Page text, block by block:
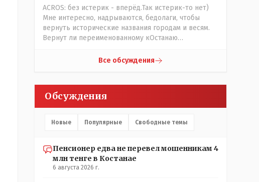
ACROS: без истерик - вперёд.Так истерик-то нет)
Мне интересно, надрываются, бедолаги, чтобы
вернуть исторические названия городам и весям.
Вернут ли переименованному кОстанаю
ономасты существуют)) Или тут тоже двойной
Все обсуждения
Обсуждения
Новые Популярные Свободные темы
Пенсионер едва не перевел мошенникам 4
млн тенге в Костанае
6 августа 2026 г.